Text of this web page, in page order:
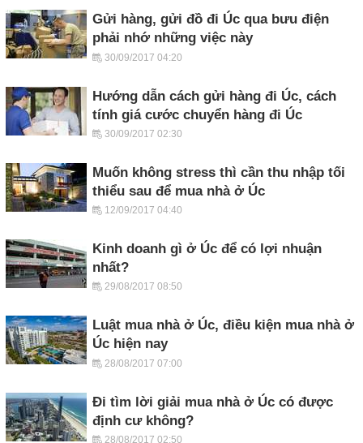
Gửi hàng, gửi đồ đi Úc qua bưu điện
phải nhớ những việc này
30/09/2017 04:20
Hướng dẫn cách gửi hàng đi Úc, cách
tính giá cước chuyển hàng đi Úc
30/09/2017 02:30
Muốn không stress thì cần thu nhập tối
thiểu sau để mua nhà ở Úc
12/09/2017 04:40
Kinh doanh gì ở Úc để có lợi nhuận
nhất?
29/08/2017 08:50
Luật mua nhà ở Úc, điều kiện mua nhà ở
Úc hiện nay
28/08/2017 07:00
Đi tìm lời giải mua nhà ở Úc có được
định cư không?
28/08/2017 02:50